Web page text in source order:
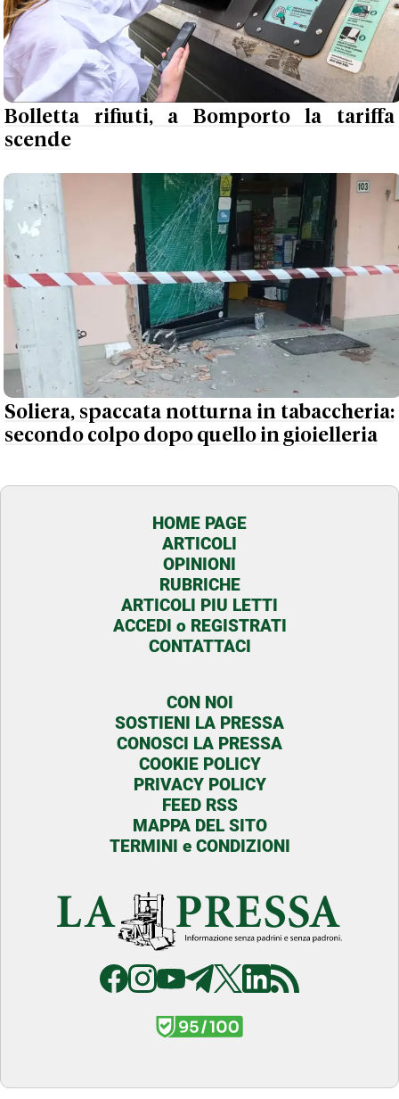
Bolletta rifiuti, a Bomporto la tariffa
scende
Soliera, spaccata notturna in tabaccheria:
secondo colpo dopo quello in gioielleria
HOME PAGE
ARTICOLI
OPINIONI
RUBRICHE
ARTICOLI PIU LETTI
ACCEDI o REGISTRATI
CONTATTACI
CON NOI
SOSTIENI LA PRESSA
CONOSCI LA PRESSA
COOKIE POLICY
PRIVACY POLICY
FEED RSS
MAPPA DEL SITO
TERMINI e CONDIZIONI